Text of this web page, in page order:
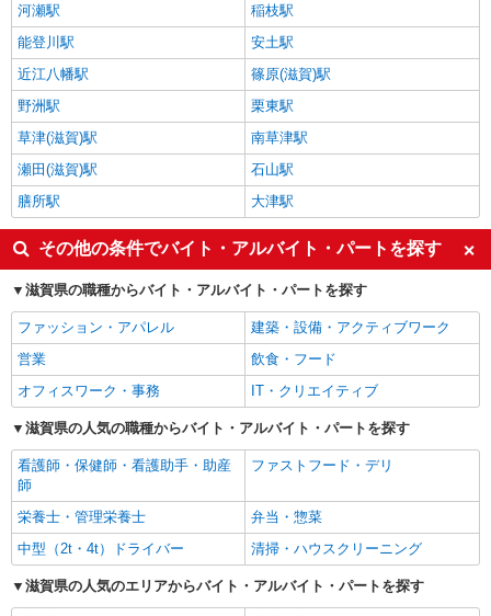
河瀬駅
稲枝駅
能登川駅
安土駅
近江八幡駅
篠原(滋賀)駅
野洲駅
栗東駅
草津(滋賀)駅
南草津駅
瀬田(滋賀)駅
石山駅
膳所駅
大津駅
その他の条件でバイト・アルバイト・パートを探す
滋賀県の職種からバイト・アルバイト・パートを探す
ファッション・アパレル
建築・設備・アクティブワーク
営業
飲食・フード
オフィスワーク・事務
IT・クリエイティブ
滋賀県の人気の職種からバイト・アルバイト・パートを探す
看護師・保健師・看護助手・助産
師
ファストフード・デリ
栄養士・管理栄養士
弁当・惣菜
中型（2t・4t）ドライバー
清掃・ハウスクリーニング
滋賀県の人気のエリアからバイト・アルバイト・パートを探す